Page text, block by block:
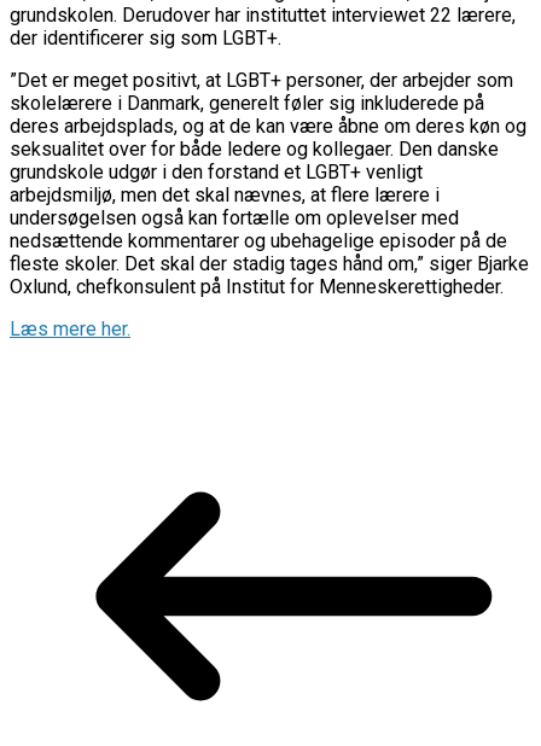
grundskolen. Derudover har instituttet interviewet 22 lærere,
der identificerer sig som LGBT+.
”Det er meget positivt, at LGBT+ personer, der arbejder som
skolelærere i Danmark, generelt føler sig inkluderede på
deres arbejdsplads, og at de kan være åbne om deres køn og
seksualitet over for både ledere og kollegaer. Den danske
grundskole udgør i den forstand et LGBT+ venligt
arbejdsmiljø, men det skal nævnes, at flere lærere i
undersøgelsen også kan fortælle om oplevelser med
nedsættende kommentarer og ubehagelige episoder på de
fleste skoler. Det skal der stadig tages hånd om,” siger Bjarke
Oxlund, chefkonsulent på Institut for Menneskerettigheder.
Læs mere her.